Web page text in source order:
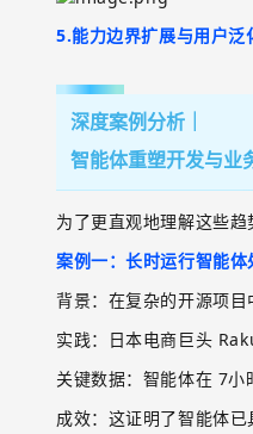
5.能力边界扩展与用户泛
深度案例分析
智能体重塑开发与业
为了更直观地理解这些
案例一：长时运行智能
背景：在复杂的开源项
实践：日本电商巨头
关键数据：智能体在 7小
成效：这证明了智能体